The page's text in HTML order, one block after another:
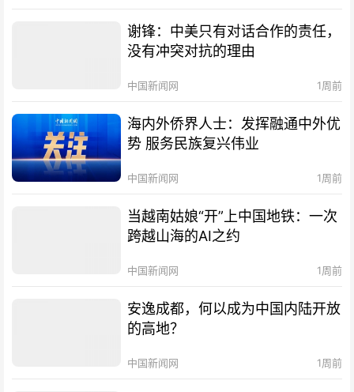
谢锋：中美只有对话合作的责任，
没有冲突对抗的理由
中国新闻网 1周前
海内外侨界人士：发挥融通中外优
势 服务民族复兴伟业
中国新闻网 1周前
当越南姑娘“开”上中国地铁：一次
跨越山海的AI之约
中国新闻网 1周前
安逸成都，何以成为中国内陆开放
的高地？
中国新闻网 1周前